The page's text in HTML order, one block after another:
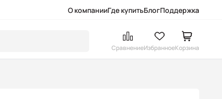
О компанииГде купитьБлогПоддержка
СравнениеИзбранноеКорзина